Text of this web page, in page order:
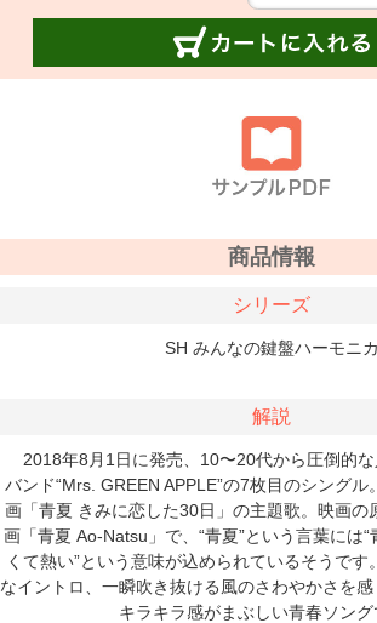
商品情報
シリーズ
SH みんなの鍵盤ハーモニカ
解説
2018年8月1日に発売、10〜20代から圧倒的な
バンド“Mrs. GREEN APPLE”の7枚目のシング
画「青夏 きみに恋した30日」の主題歌。映画の
画「青夏 Ao-Natsu」で、“青夏”という言葉には
くて熱い”という意味が込められているそうです
なイントロ、一瞬吹き抜ける風のさわやかさを
キラキラ感がまぶしい青春ソング